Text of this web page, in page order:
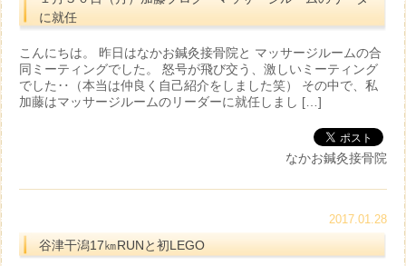
に就任
こんにちは。 昨日はなかお鍼灸接骨院と マッサージルームの合
同ミーティングでした。 怒号が飛び交う、激しいミーティング
でした‥（本当は仲良く自己紹介をしました笑） その中で、私
加藤はマッサージルームのリーダーに就任しまし […]
なかお鍼灸接骨院
2017.01.28
谷津干潟17㎞RUNと初LEGO